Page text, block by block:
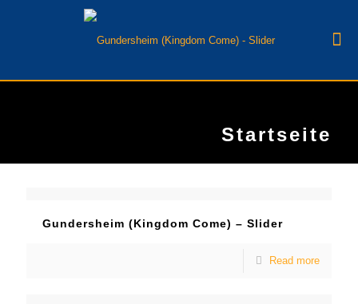
Startseite
Gundersheim (Kingdom Come) – Slider
Read more